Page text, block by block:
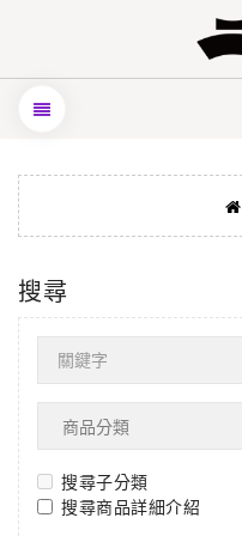
搜尋
搜尋子分類
搜尋商品詳細介紹